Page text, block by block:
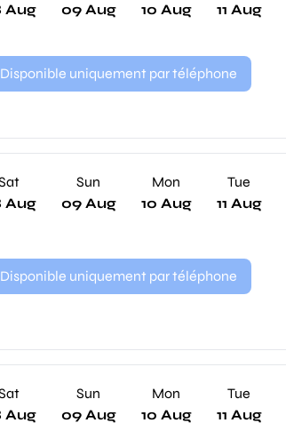
Aug
09 Aug
10 Aug
11 Aug
Disponible uniquement par téléphone
Aug
Sun
09 Aug
Mon
10 Aug
Tue
11 Aug
Disponible uniquement par téléphone
Aug
Sun
09 Aug
Mon
10 Aug
Tue
11 Aug